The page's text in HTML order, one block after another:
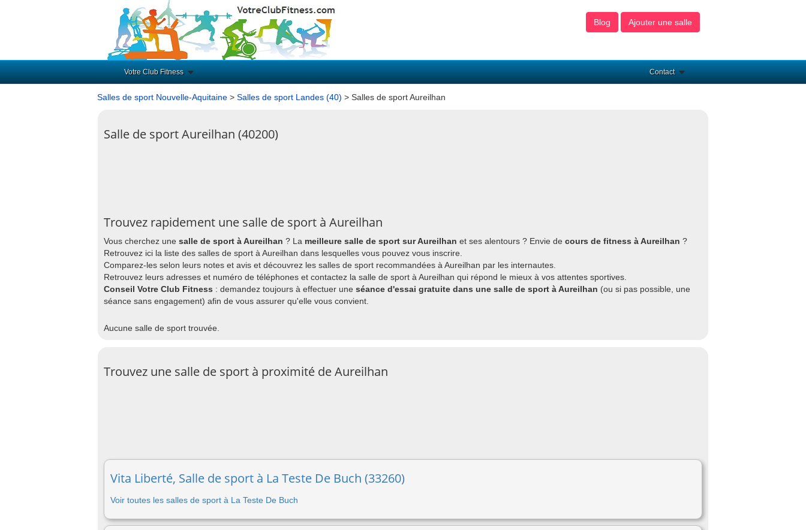
Blog Ajouter une salle
Votre Club Fitness Contact
Salles de sport Nouvelle-Aquitaine > Salles de sport Landes (40) > Salles de sport Aureilhan
Salle de sport Aureilhan (40200)
Trouvez rapidement une salle de sport à Aureilhan
Vous cherchez une salle de sport à Aureilhan ? La meilleure salle de sport sur Aureilhan et ses alentours ? Envie de cours de fitness à Aureilhan ?
Retrouvez ici la liste des salles de sport à Aureilhan dans lesquelles vous pouvez vous inscrire.
Comparez-les selon leurs notes et avis et découvrez les salles de sport recommandées à Aureilhan par les internautes.
Retrouvez leurs adresses et numéro de téléphones et contactez la salle de sport à Aureilhan qui répond le mieux à vos attentes sportives.
Conseil Votre Club Fitness : demandez toujours à effectuer une séance d'essai gratuite dans une salle de sport à Aureilhan (ou si pas possible, une
séance sans engagement) afin de vous assurer qu'elle vous convient.
Aucune salle de sport trouvée.
Trouvez une salle de sport à proximité de Aureilhan
Vita Liberté, Salle de sport à La Teste De Buch (33260)
Voir toutes les salles de sport à La Teste De Buch